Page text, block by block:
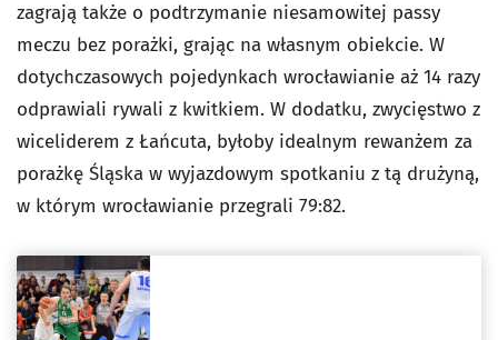
zagrają także o podtrzymanie niesamowitej passy
meczu bez porażki, grając na własnym obiekcie. W
dotychczasowych pojedynkach wrocławianie aż 14 razy
odprawiali rywali z kwitkiem. W dodatku, zwycięstwo z
wiceliderem z Łańcuta, byłoby idealnym rewanżem za
porażkę Śląska w wyjazdowym spotkaniu z tą drużyną,
w którym wrocławianie przegrali 79:82.